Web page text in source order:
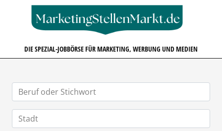
DIE SPEZIAL-JOBBÖRSE FÜR MARKETING, WERBUNG UND MEDIEN